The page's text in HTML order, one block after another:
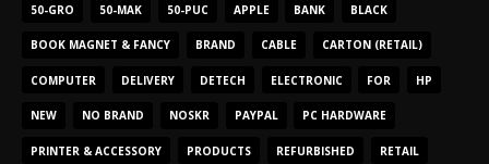
50-GRO 50-MAK 50-PUC APPLE BANK BLACK
BOOK MAGNET & FANCY BRAND CABLE CARTON (RETAIL)
COMPUTER DELIVERY DETECH ELECTRONIC FOR HP
NEW NO BRAND NOSKR PAYPAL PC HARDWARE
PRINTER & ACCESSORY PRODUCTS REFURBISHED RETAIL